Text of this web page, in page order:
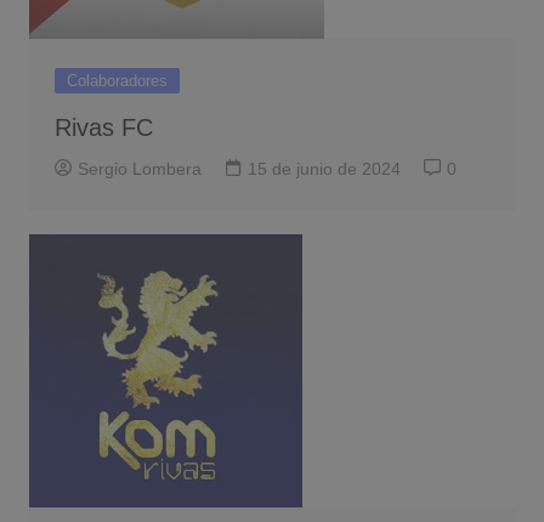
Colaboradores
Rivas FC
Sergio Lombera 15 de junio de 2024 0